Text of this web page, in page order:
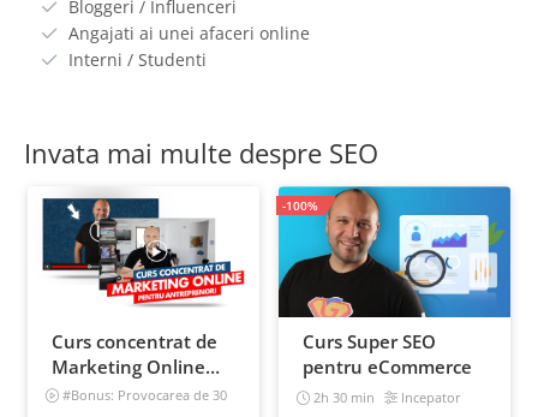
Bloggeri / Influenceri
Angajati ai unei afaceri online
Interni / Studenti
Invata mai multe despre SEO
Curs concentrat de
Marketing Online
pentru antreprenori
#Bonus: Provocarea de 30
Curs Super SEO
pentru eCommerce
2h 30 min Incepator
-100%